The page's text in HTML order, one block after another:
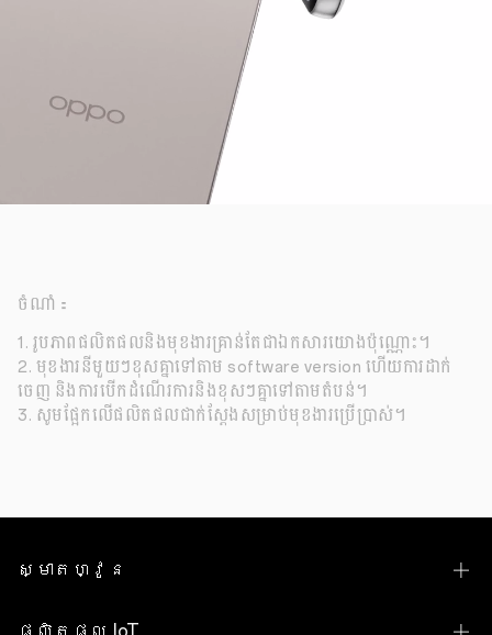
ចំណាំ：
1. រូបភាពផលិតផលនិងមុខងារគ្រាន់តែជាឯកសារយោងប៉ុណ្ណោះ។
2. មុខងារនីមួយៗខុសគ្នាទៅតាម software version ហើយការដាក់
ចេញ និងការបើកដំណើរការនិងខុសៗគ្នាទៅតាមតំបន់។
3. សូមផ្អែកលើផលិតផលជាក់ស្តែងសម្រាប់មុខងារប្រើប្រាស់។
ស្មាតហ្វូន
Find N Series